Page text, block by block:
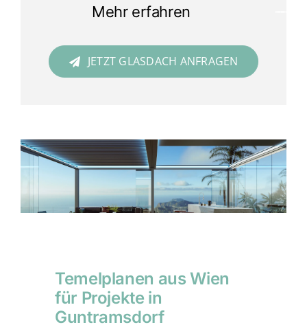
Mehr erfahren
JETZT GLASDACH ANFRAGEN
Temelplanen aus Wien
für Projekte in
Guntramsdorf